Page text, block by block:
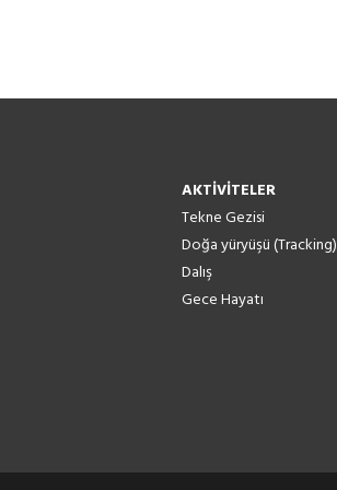
AKTİVİTELER
Tekne Gezisi
Doğa yüryüşü (Tracking)
Dalış
Gece Hayatı